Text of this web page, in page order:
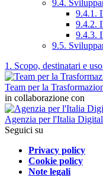
9.4.
9.4.1.
9.4.2.
9.4.3.
9.5.
1. Scopo, destinatari e
Team per la
in collaborazione con
Agenzia per l'Italia
Seguici su
Privacy policy
Cookie policy
Note legali